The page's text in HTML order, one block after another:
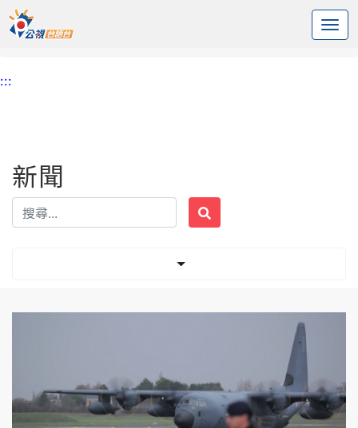
中央內容區塊
頭頁
:::
新聞